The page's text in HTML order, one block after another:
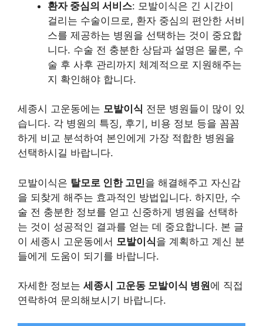
환자 중심의 서비스: 모발이식은 긴 시간이
걸리는 수술이므로, 환자 중심의 편안한 서비
스를 제공하는 병원을 선택하는 것이 중요합
니다. 수술 전 충분한 상담과 설명은 물론, 수
술 후 사후 관리까지 체계적으로 지원해주는
지 확인해야 합니다.
세종시 고운동에는 모발이식 전문 병원들이 많이 있
습니다. 각 병원의 특징, 후기, 비용 정보 등을 꼼꼼
하게 비교 분석하여 본인에게 가장 적합한 병원을
선택하시길 바랍니다.
모발이식은 탈모로 인한 고민을 해결해주고 자신감
을 되찾게 해주는 효과적인 방법입니다. 하지만, 수
술 전 충분한 정보를 얻고 신중하게 병원을 선택하
는 것이 성공적인 결과를 얻는 데 중요합니다. 본 글
이 세종시 고운동에서 모발이식을 계획하고 계신 분
들에게 도움이 되기를 바랍니다.
자세한 정보는 세종시 고운동 모발이식 병원에 직접
연락하여 문의해보시기 바랍니다.